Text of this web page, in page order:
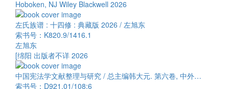
Hoboken, NJ Wiley Blackwell 2026
左氏族谱 : 十四修 : 典藏版 2026 / 左旭东
索书号：K820.9/1416.1
左旭东
[绵阳 出版者不详 2026
中国宪法学文献整理与研究 / 总主编韩大元. 第六卷, 中外…
索书号：D921.01/108:6